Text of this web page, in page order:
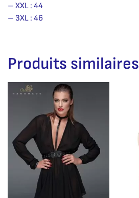
– XXL : 44
– 3XL : 46
Produits similaires